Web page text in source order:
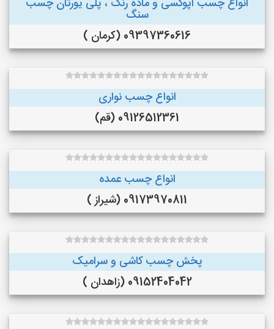
انواع چسب اپوکسی و ماده رنگ ، پلی یورتان چسب
سنگ
09397360616 (کرمان )
انواع چسب نواری
09126512361 (قم)
انواع چسب عمده
09173970811 (شیراز )
پخش چسب کاشی و سرامیک
09152404042 (زاهدان )